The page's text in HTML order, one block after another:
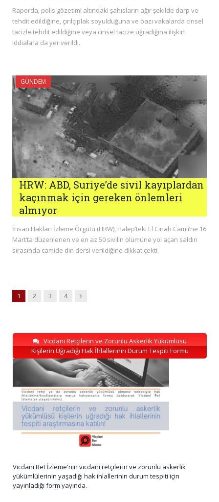
Raporda, polis gözetimi altındaki şahısların ağır şekilde darp ve
tehdit edildiğine, çırılçıplak soyulduğuna ve bazı vakalarda cinsel
tacizle tehdit edildiğine veya cinsel tacize uğradığına ilişkin
iddialara da yer verildi.
GÜNDEM
HRW: ABD, Suriye’de sivil kayıplardan
kaçınmak için gereken önlemleri
almıyor
İnsan Hakları İzleme Örgütü (HRW), Halep’teki El Cinah Camii’ne 16
Mart’ta düzenlenen ve en az 50 sivilin ölümüne yol açan saldırı
sırasında camide din dersi verildiğine dikkat çekti.
1 2 3 4 Next
Vicdani Retçilerin ve Zorunlu Askerlik Yükümlüsü
Kişilerin Uğradığı Hak İhlallerinin Durum Tespiti Formu
Vicdani Ret İzleme'nin vicdani retçilerin ve zorunlu askerlik
yükümlülerinin yaşadığı hak ihlallerinin durum tespiti için
yayınladığı form yayında.